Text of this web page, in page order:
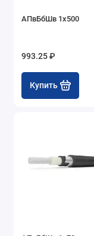
АПвБбШв 1х500
993.25 ₽
Купить